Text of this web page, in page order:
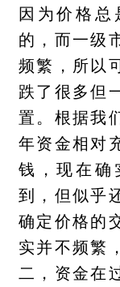
因为价格总
的，而一级
频繁，所以
跌了很多但
置。根据我
年资金相对
钱，现在确
到，但似乎
确定价格的
实并不频繁
二，资金在